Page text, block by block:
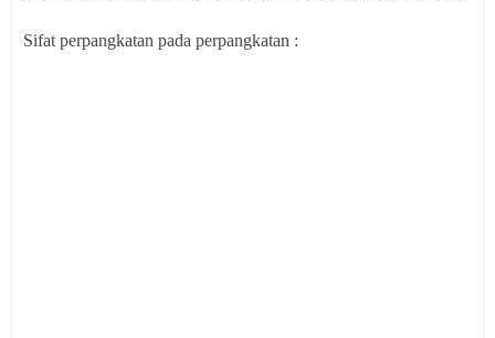
Sifat perpangkatan pada perpangkatan :